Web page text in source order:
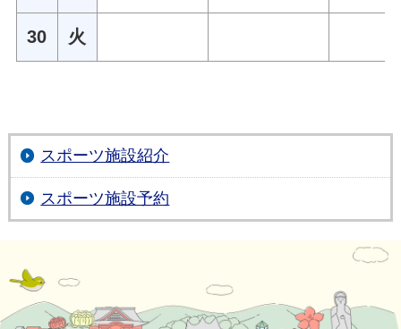
30 火
スポーツ施設紹介
スポーツ施設予約